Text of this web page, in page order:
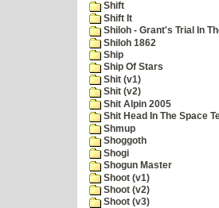
Shift
Shift It
Shiloh - Grant's Trial In
Shiloh 1862
Ship
Ship Of Stars
Shit (v1)
Shit (v2)
Shit Alpin 2005
Shit Head In The Space
Shmup
Shoggoth
Shogi
Shogun Master
Shoot (v1)
Shoot (v2)
Shoot (v3)